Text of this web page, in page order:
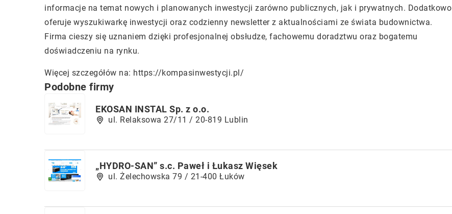
informacje na temat nowych i planowanych inwestycji zarówno publicznych, jak i prywatnych. Dodatkowo
oferuje wyszukiwarkę inwestycji oraz codzienny newsletter z aktualnościami ze świata budownictwa.
Firma cieszy się uznaniem dzięki profesjonalnej obsłudze, fachowemu doradztwu oraz bogatemu
doświadczeniu na rynku.
Więcej szczegółów na: https://kompasinwestycji.pl/
Podobne firmy
EKOSAN INSTAL Sp. z o.o.
ul. Relaksowa 27/11 / 20-819 Lublin
„HYDRO-SAN” s.c. Paweł i Łukasz Więsek
ul. Żelechowska 79 / 21-400 Łuków